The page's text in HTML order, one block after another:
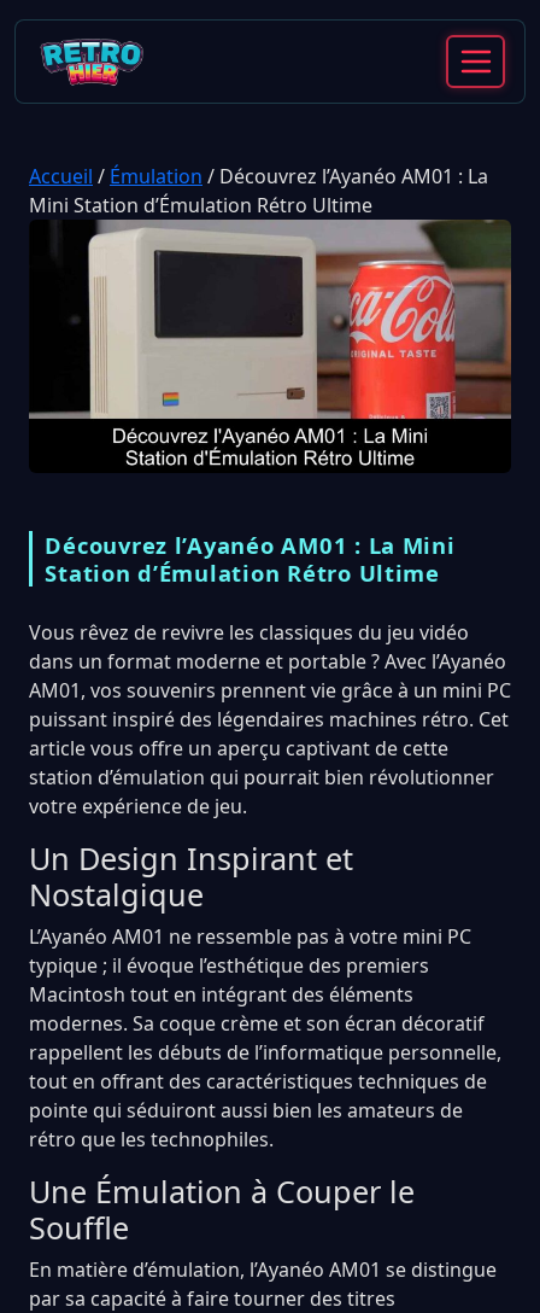
Accueil / Émulation / Découvrez l’Ayanéo AM01 : La
Mini Station d’Émulation Rétro Ultime
Découvrez l’Ayanéo AM01 : La Mini
Station d’Émulation Rétro Ultime
Vous rêvez de revivre les classiques du jeu vidéo
dans un format moderne et portable ? Avec l’Ayanéo
AM01, vos souvenirs prennent vie grâce à un mini PC
puissant inspiré des légendaires machines rétro. Cet
article vous offre un aperçu captivant de cette
station d’émulation qui pourrait bien révolutionner
votre expérience de jeu.
Un Design Inspirant et
Nostalgique
L’Ayanéo AM01 ne ressemble pas à votre mini PC
typique ; il évoque l’esthétique des premiers
Macintosh tout en intégrant des éléments
modernes. Sa coque crème et son écran décoratif
rappellent les débuts de l’informatique personnelle,
tout en offrant des caractéristiques techniques de
pointe qui séduiront aussi bien les amateurs de
rétro que les technophiles.
Une Émulation à Couper le
Souffle
En matière d’émulation, l’Ayanéo AM01 se distingue
par sa capacité à faire tourner des titres